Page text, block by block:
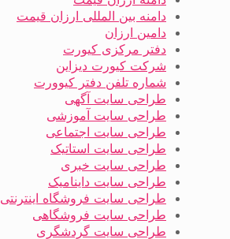
دامنه بین المللی ارزان قیمت
دامین ارزان
دفتر مرکزی کیورت
شرکت کیورت دیزاین
شماره تلفن دفتر کیوورت
طراحی سایت آگهی
طراحی سایت آموزشی
طراحی سایت اجتماعی
طراحی سایت استاتیک
طراحی سایت خبری
طراحی سایت داینامیک
طراحی سایت فروشگاه اینترنتی
طراحی سایت فروشگاهی
طراحی سایت گردشگری